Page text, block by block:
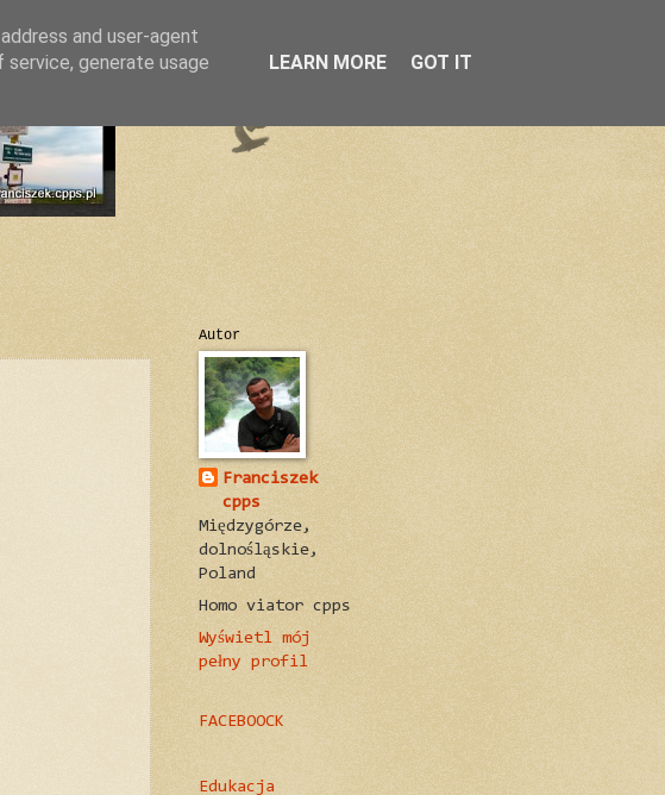
Autor
Franciszek
cpps
Międzygórze,
dolnośląskie,
Poland
Homo viator cpps
Wyświetl mój
pełny profil
FACEBOOCK
Edukacja
and user-agent
generate usage
LEARN MORE GOT IT